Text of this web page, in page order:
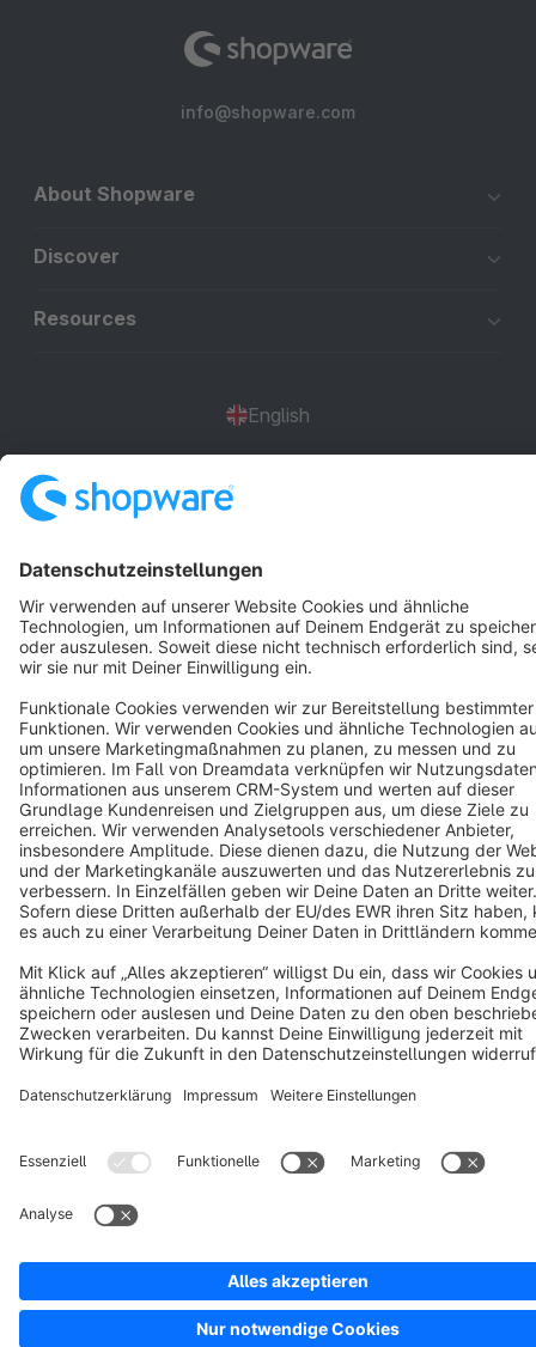
info@shopware.com
About Shopware
Discover
Resources
English
Cookie settings
Copyright © shopware AG - All rights reserved
Notice: * All prices are quoted net of the statutory value-added tax